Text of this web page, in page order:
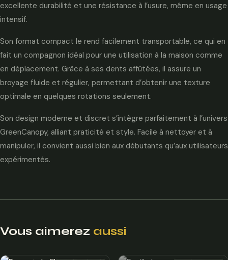
excellente durabilité et une résistance à l’usure, même en usage
intensif.
Son format compact le rend facilement transportable, ce qui en
fait un compagnon idéal pour une utilisation à la maison comme
en déplacement. Grâce à ses dents affûtées, il assure un
broyage fluide et régulier, permettant d’obtenir une texture
optimale en quelques rotations seulement.
Son design moderne et discret s’intègre parfaitement à l’univers
GreenCanopy, alliant praticité et style. Facile à nettoyer et à
manipuler, il convient aussi bien aux débutants qu’aux utilisateurs
expérimentés.
Vous aimerez aussi